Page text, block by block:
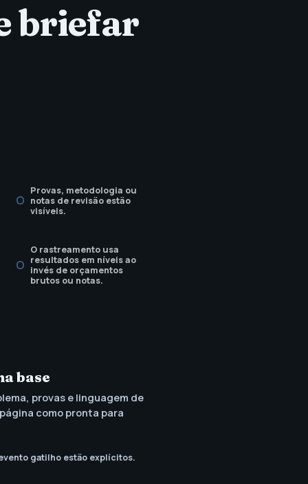
briefar
Provas, metodologia ou
notas de revisão estão
visíveis.
O rastreamento usa
resultados em níveis ao
invés de orçamentos
brutos ou notas.
base
provas e linguagem de
como pronta para
gatilho estão explícitos.